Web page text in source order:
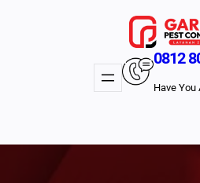
0812
Have You